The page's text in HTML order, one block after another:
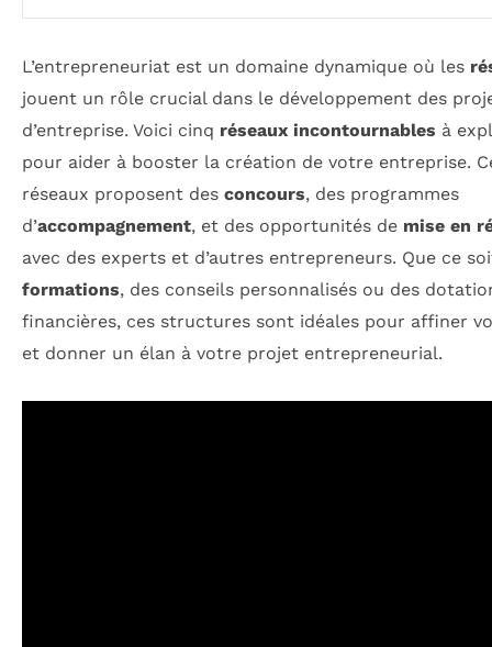
L’entrepreneuriat est un domaine dynamique où les
jouent un rôle crucial dans le développement des
d’entreprise. Voici cinq réseaux incontournables à
pour aider à booster la création de votre entreprise.
réseaux proposent des concours, des programmes
d’accompagnement, et des opportunités de mise en
avec des experts et d’autres entrepreneurs. Que ce
formations, des conseils personnalisés ou des
financières, ces structures sont idéales pour affiner
et donner un élan à votre projet entrepreneurial.